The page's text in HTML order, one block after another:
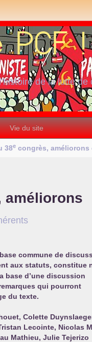
de la lutte de
Vie du site
38e congrès, améliorons
améliorons
commune de
aux statuts, constitue
base d’une discussion
qui pourront
du texte.
Colette
Lecointe, Nicolas
Mathieu, Julie Tejerizo